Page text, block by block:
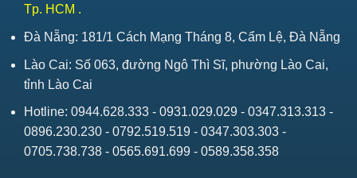
Tp. HCM .
Đà Nẵng: 181/1 Cách Mạng Tháng 8, Cẩm Lệ, Đà Nẵng
Lào Cai: Số 063, đường Ngô Thì Sĩ, phường Lào Cai,
tỉnh Lào Cai
Hotline: 0944.628.333 - 0931.029.029 - 0347.313.313 -
0896.230.230 - 0792.519.519 - 0347.303.303 -
0705.738.738 - 0565.691.699 - 0589.358.358